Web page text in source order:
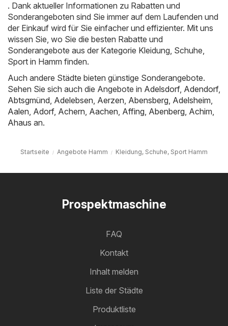
. Dank aktueller Informationen zu Rabatten und
Sonderangeboten sind Sie immer auf dem Laufenden und
der Einkauf wird für Sie einfacher und effizienter. Mit uns
wissen Sie, wo Sie die besten Rabatte und
Sonderangebote aus der Kategorie Kleidung, Schuhe,
Sport in Hamm finden.
Auch andere Städte bieten günstige Sonderangebote.
Sehen Sie sich auch die Angebote in Adelsdorf, Adendorf,
Abtsgmünd, Adelebsen, Aerzen, Abensberg, Adelsheim,
Aalen, Adorf, Achern, Aachen, Affing, Abenberg, Achim,
Ahaus an.
Startseite Angebote Hamm Kleidung, Schuhe, Sport Hamm
Prospektmaschine
FAQ
Kontakt
Inhalt melden
Liste der Städte
Produktliste